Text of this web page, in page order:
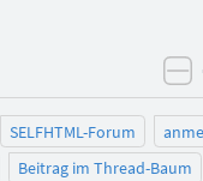
SELFHTML-Forum
Beitrag im Thread-Baum